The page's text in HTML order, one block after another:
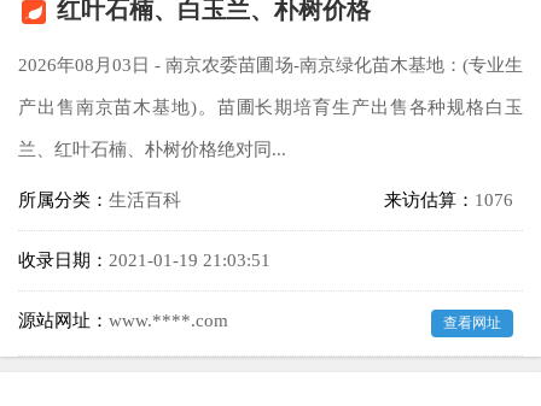
红叶石楠、白玉兰、朴树价格
2026年08月03日 - 南京农委苗圃场-南京绿化苗木基地：(专业生
产出售南京苗木基地)。苗圃长期培育生产出售各种规格白玉
兰、红叶石楠、朴树价格绝对同...
所属分类： 生活百科 来访估算： 1076
收录日期： 2021-01-19 21:03:51
源站网址： www.****.com 查看网址